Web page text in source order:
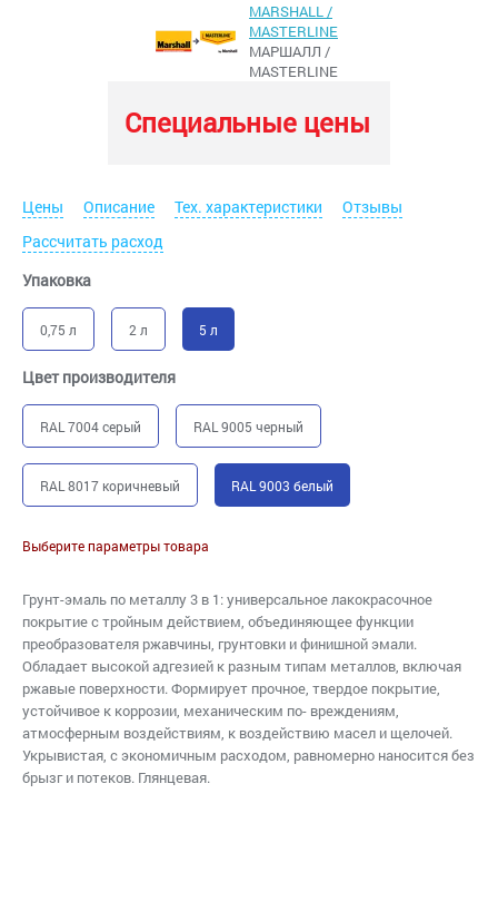
MARSHALL /
MASTERLINE
МАРШАЛЛ /
MASTERLINE
Специальные цены
Цены Описание Тех. характеристики
Отзывы
Рассчитать расход
Упаковка
0,75 л 2 л 5 л
Цвет производителя
RAL 7004 серый RAL 9005 черный
RAL 8017 коричневый RAL 9003 белый
Выберите параметры товара
Грунт-эмаль по металлу 3 в 1: универсальное лакокрасочное
покрытие с тройным действием, объединяющее функции
преобразователя ржавчины, грунтовки и финишной эмали.
Обладает высокой адгезией к разным типам металлов, включая
ржавые поверхности. Формирует прочное, твердое покрытие,
устойчивое к коррозии, механическим по- вреждениям,
атмосферным воздействиям, к воздействию масел и щелочей.
Укрывистая, с экономичным расходом, равномерно наносится без
брызг и потеков. Глянцевая.